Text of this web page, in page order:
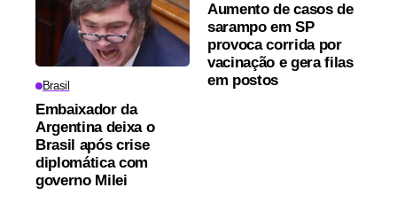
Brasil
Embaixador da
Argentina deixa o
Brasil após crise
diplomática com
governo Milei
Aumento de casos de
sarampo em SP
provoca corrida por
vacinação e gera filas
em postos